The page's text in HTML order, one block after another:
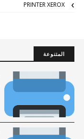
PRINTER XEROX
المتنوعة